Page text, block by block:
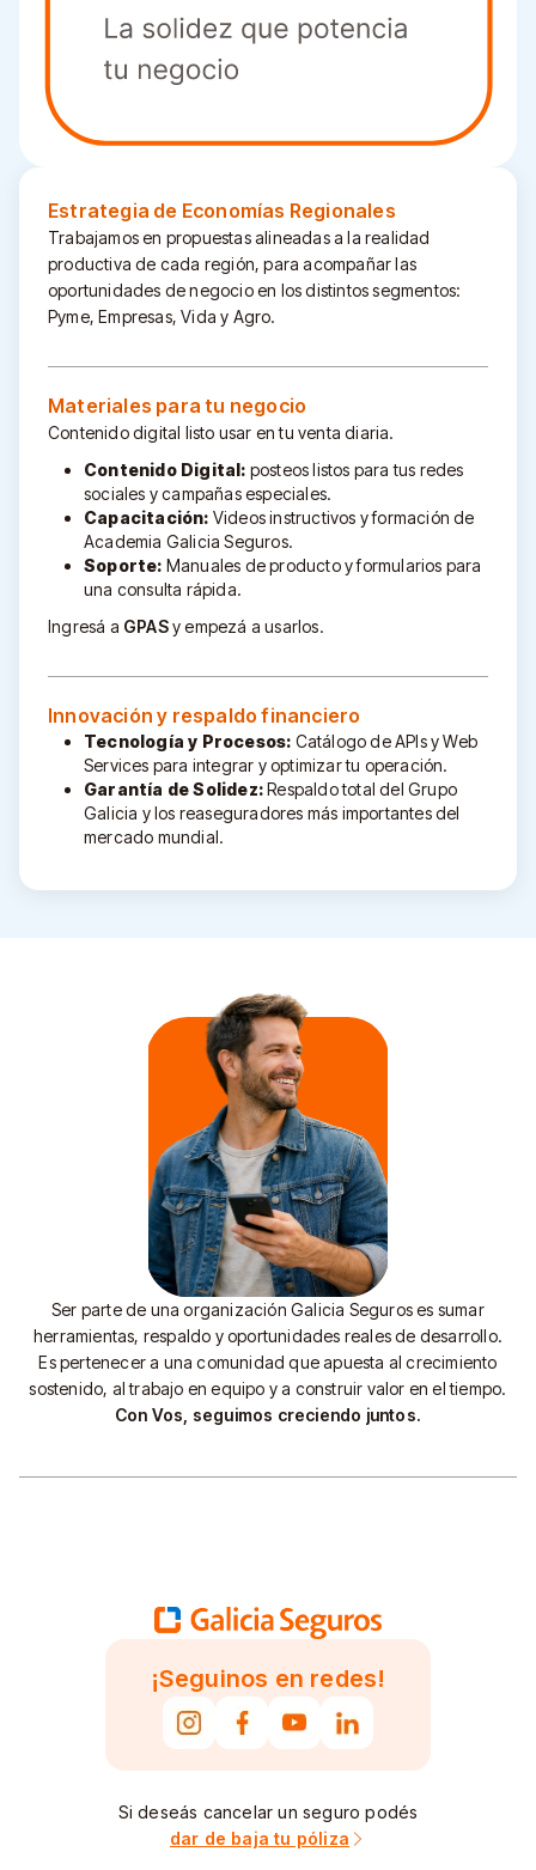
Estrategia de Economías Regionales
Trabajamos en propuestas alineadas a la realidad
productiva de cada región, para acompañar las
oportunidades de negocio en los distintos segmentos:
Pyme, Empresas, Vida y Agro.
Materiales para tu negocio
Contenido digital listo usar en tu venta diaria.
Contenido Digital: posteos listos para tus redes
sociales y campañas especiales.
Capacitación: Videos instructivos y formación de
Academia Galicia Seguros.
Soporte: Manuales de producto y formularios para
una consulta rápida.
Ingresá a GPASy empezá a usarlos.
Innovación y respaldo financiero
Tecnología y Procesos: Catálogo de APIs y Web
Services para integrar y optimizar tu operación.
Garantía de Solidez:Respaldo total del Grupo
Galicia y los reaseguradores más importantes del
mercado mundial.
Ser parte de una organización Galicia Seguros es sumar
herramientas, respaldo y oportunidades reales de desarrollo.
Es pertenecer a una comunidad que apuesta al crecimiento
sostenido, al trabajo en equipo y a construir valor en el tiempo.
Con Vos, seguimos creciendo juntos.
¡Seguinos en redes!
Si deseás cancelar un seguro podés
dar de baja tu póliza